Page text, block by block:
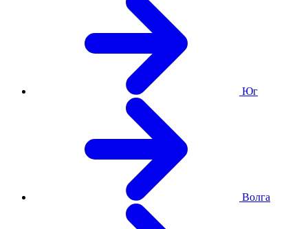
Юг
Волга